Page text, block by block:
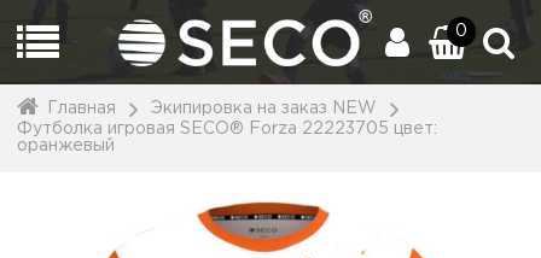
0
Главная
Экипировка на заказ NEW
Футболка игровая SECO® Forza 22223705 цвет:
оранжевый